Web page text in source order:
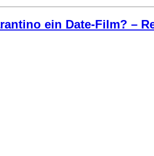
ein Date-Film? –